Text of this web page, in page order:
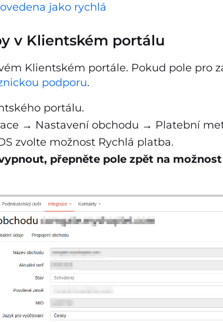
jako rychlá
v Klientském portálu
Klientském portále. Pokud pole pro
podporu.
portálu.
→ Nastavení obchodu → Platební
zvolte možnost Rychlá platba.
přepněte pole zpět na